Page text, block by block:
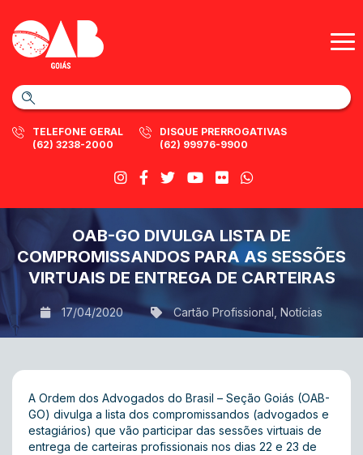
TELEFONE GERAL
(62) 3238-2000
DISQUE PRERROGATIVAS
(62) 99976-9900
OAB-GO DIVULGA LISTA DE
COMPROMISSANDOS PARA AS SESSÕES
VIRTUAIS DE ENTREGA DE CARTEIRAS
17/04/2020 Cartão Profissional Notícias
A Ordem dos Advogados do Brasil – Seção Goiás (OAB-
GO) divulga a lista dos compromissandos (advogados e
estagiários) que vão participar das sessões virtuais de
entrega de carteiras profissionais nos dias 22 e 23 de